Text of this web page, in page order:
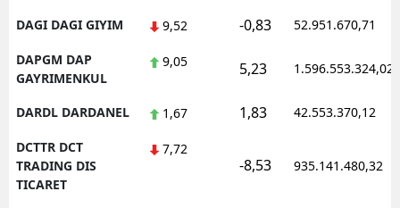
DAGI DAGI GIYIM 9,52 -0,83 52.951.670,71
DAPGM DAP
GAYRIMENKUL
9,05 5,23 1.596.553.324,02
DARDL DARDANEL 1,67 1,83 42.553.370,12
DCTTR DCT
TRADING DIS
TICARET
7,72
-8,53 935.141.480,32